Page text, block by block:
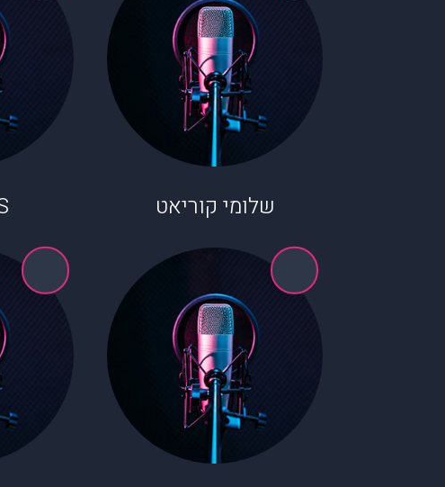
שלומי קוריאט